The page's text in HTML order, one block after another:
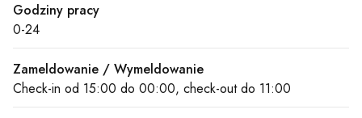
Godziny pracy
0-24
Zameldowanie / Wymeldowanie
Check-in od 15:00 do 00:00, check-out do 11:00